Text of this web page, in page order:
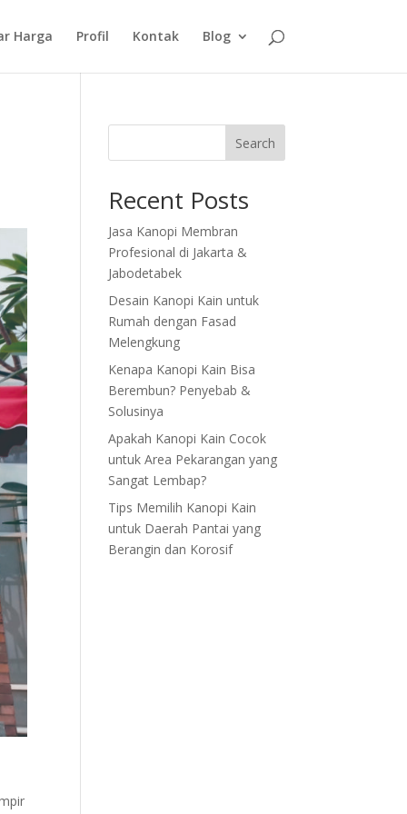
Harga Profil Kontak Blog
Search
Recent Posts
Jasa Kanopi Membran
Profesional di Jakarta &
Jabodetabek
Desain Kanopi Kain untuk
Rumah dengan Fasad
Melengkung
Kenapa Kanopi Kain Bisa
Berembun? Penyebab &
Solusinya
Apakah Kanopi Kain Cocok
untuk Area Pekarangan yang
Sangat Lembap?
Tips Memilih Kanopi Kain
untuk Daerah Pantai yang
Berangin dan Korosif